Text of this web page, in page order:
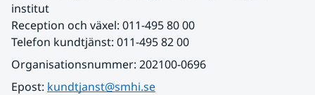
institut
Reception och växel: 011-495 80 00
Telefon kundtjänst: 011-495 82 00
Organisationsnummer: 202100-0696
Epost: kundtjanst@smhi.se